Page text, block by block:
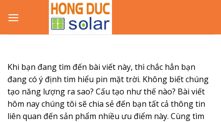
Khi bạn đang tìm đến bài viết này, thì chắc hẳn bạn
đang có ý định tìm hiểu pin mặt trời. Không biết chúng
tạo năng lượng ra sao? Cấu tạo như thế nào? Bài viết
hôm nay chúng tôi sẽ chia sẻ đến bạn tất cả thông tin
liên quan đến sản phẩm nhiều ưu điểm này. Cùng tìm